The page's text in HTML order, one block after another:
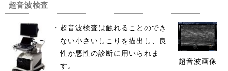
超音波検査
・ 超音波検査は触れることのでき
ない小さいしこりを描出し、良
性か悪性の診断に用いられま
す。
超音波画像